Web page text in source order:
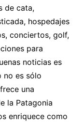
de cata,
hospedajes
conciertos, golf,
para
noticias es
no es sólo
una
la Patagonia
enriquece como